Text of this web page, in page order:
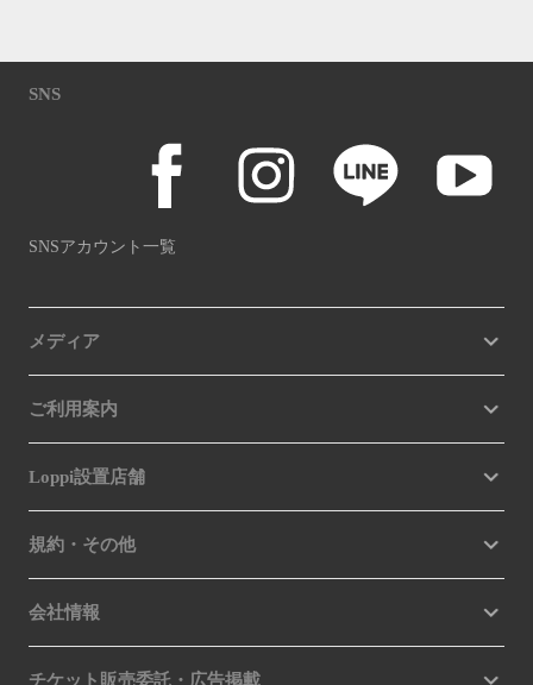
SNS
SNSアカウント一覧
メディア
ご利用案内
Loppi設置店舗
規約・その他
会社情報
チケット販売委託・広告掲載